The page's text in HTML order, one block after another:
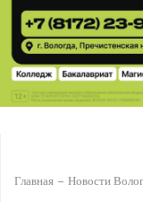
Главная Новости